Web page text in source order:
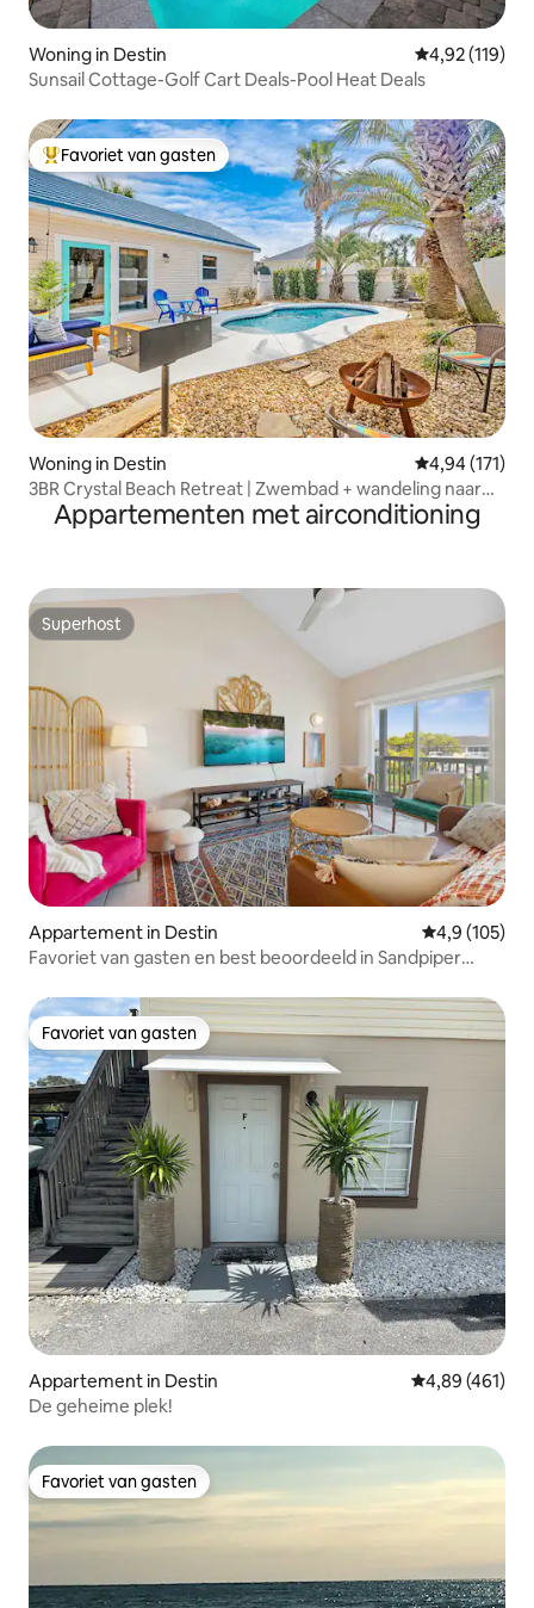
Woning in Destin Gemiddelde
4,92 (119)
Sunsail Cottage-Golf Cart Deals-Pool Heat Deals
Topfavoriet van gasten
Favoriet van gasten
Woning in Destin Gemiddelde
4,94 (171)
3BR Crystal Beach Retreat | Zwembad + wandeling naar
strand
Appartementen met airconditioning
Superhost
Superhost
Appartement in Destin Gemiddelde
4,9 (105)
Favoriet van gasten en best beoordeeld in Sandpiper
Favoriet van gasten
Favoriet van gasten
Appartement in Destin Gemiddelde
4,89 (461)
De geheime plek!
Favoriet van gasten
Favoriet van gasten